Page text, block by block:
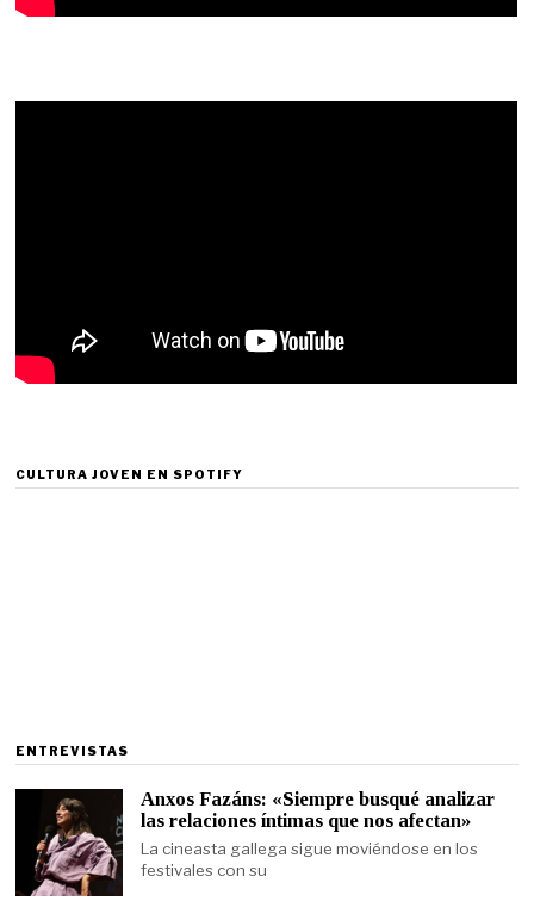
CULTURA JOVEN EN SPOTIFY
ENTREVISTAS
Anxos Fazáns: «Siempre busqué analizar
las relaciones íntimas que nos afectan»
La cineasta gallega sigue moviéndose en los
festivales con su